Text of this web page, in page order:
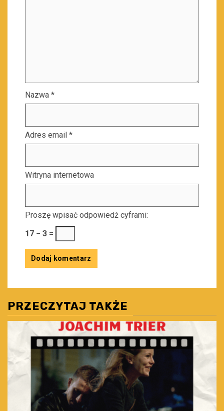
Nazwa *
Adres email *
Witryna internetowa
Proszę wpisać odpowiedź cyframi:
17 − 3 =
PRZECZYTAJ TAKŻE